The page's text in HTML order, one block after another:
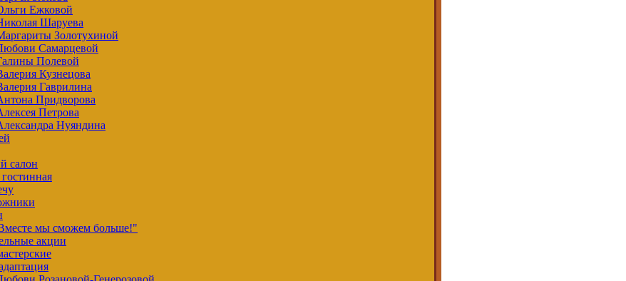
Ежковой
Шаруева
Золотухиной
Самарцевой
Полевой
Кузнецова
Гаврилина
Придворова
Петрова
Нуяндина
салон
мы сможем больше!"
акции